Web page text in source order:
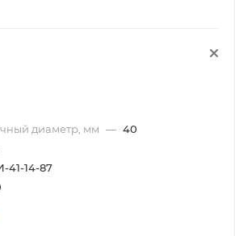
диаметр, мм — 40
41-14-87